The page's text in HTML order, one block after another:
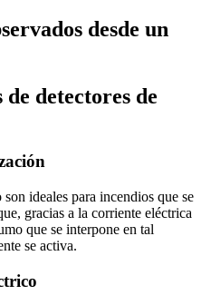
desde un
de detectores de
ideales para incendios que se
gracias a la corriente eléctrica
que se interpone en tal
se activa.